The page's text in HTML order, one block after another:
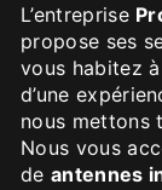
L’entreprise
propose ses
vous habitez à
d’une
nous mettons
Nous vous
de antennes